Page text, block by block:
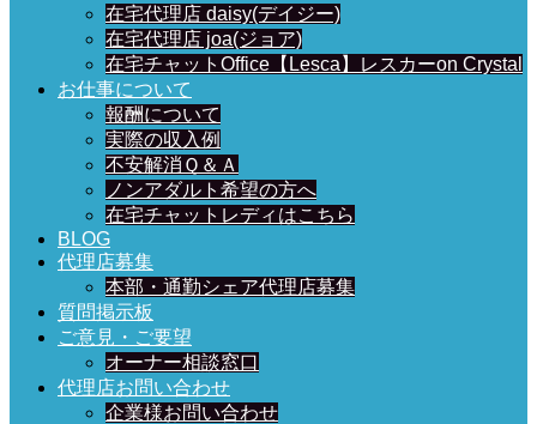
在宅代理店 daisy(デイジー)
在宅代理店 joa(ジョア)
在宅チャットOffice【Lesca】レスカーon Crystal
お仕事について
報酬について
実際の収入例
不安解消Ｑ＆Ａ
ノンアダルト希望の方へ
在宅チャットレディはこちら
BLOG
代理店募集
本部・通勤シェア代理店募集
質問掲示板
ご意見・ご要望
オーナー相談窓口
代理店お問い合わせ
企業様お問い合わせ